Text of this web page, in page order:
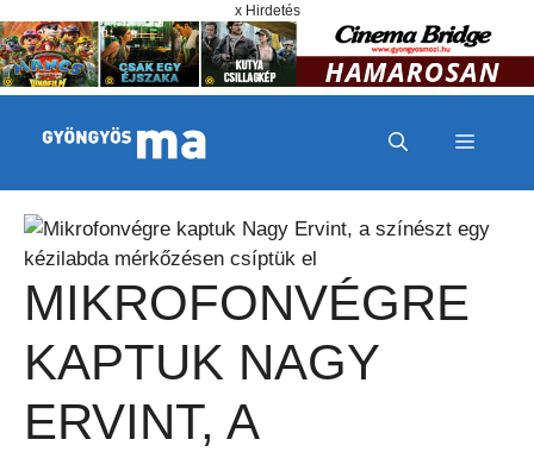
x Hirdetés
MENÜ
MIKROFONVÉGRE
KAPTUK NAGY
ERVINT, A